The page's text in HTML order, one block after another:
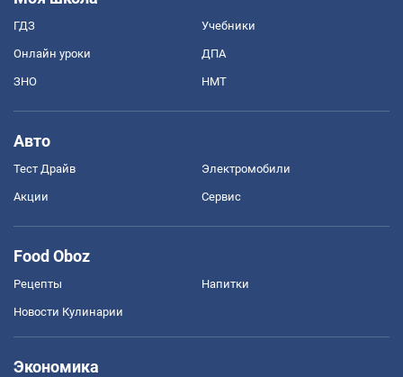
ГДЗ Учебники
Онлайн уроки ДПА
ЗНО НМТ
Авто
Тест Драйв Электромобили
Акции Сервис
Food Oboz
Рецепты Напитки
Новости Кулинарии
Экономика